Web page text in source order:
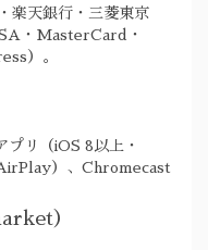
楽天銀行・三菱東京
・MasterCard・
）。
リ（iOS 8以上・
）、Chromecast
）